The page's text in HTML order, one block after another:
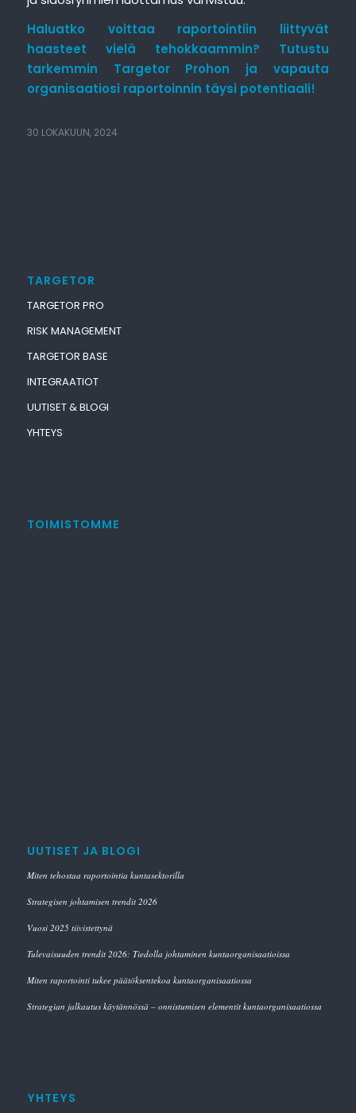
Haluatko voittaa raportointiin liittyvät
haasteet vielä tehokkaammin? Tutustu
tarkemmin Targetor Prohon ja vapauta
organisaatiosi raportoinnin täysi potentiaali!
30 LOKAKUUN, 2024
TARGETOR
TARGETOR PRO
RISK MANAGEMENT
TARGETOR BASE
INTEGRAATIOT
UUTISET & BLOGI
YHTEYS
TOIMISTOMME
UUTISET JA BLOGI
Miten tehostaa raportointia kuntasektorilla
Strategisen johtamisen trendit 2026
Vuosi 2025 tiivistettynä
Tulevaisuuden trendit 2026: Tiedolla johtaminen kuntaorganisaatioissa
Miten raportointi tukee päätöksentekoa kuntaorganisaatiossa
Strategian jalkautus käytännössä – onnistumisen elementit kuntaorganisaatiossa
YHTEYS